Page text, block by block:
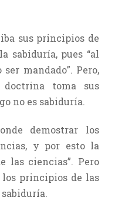
sus principios de
sabiduría, pues “al
mandado”. Pero,
doctrina toma sus
no es sabiduría.
demostrar los
y por esto la
las ciencias”. Pero
principios de las